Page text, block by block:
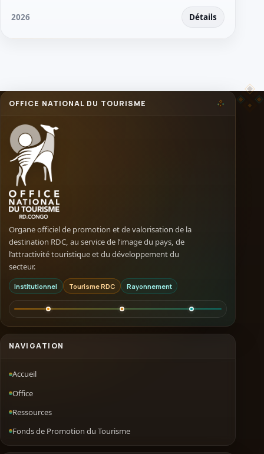
2026 Détails
OFFICE NATIONAL DU TOURISME
Organe officiel de promotion et de valorisation de la
destination RDC, au service de l’image du pays, de
l’attractivité touristique et du développement du
secteur.
Institutionnel Tourisme RDC Rayonnement
NAVIGATION
Accueil
Office
Ressources
Fonds de Promotion du Tourisme